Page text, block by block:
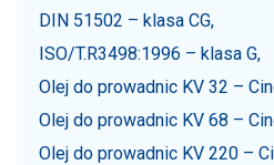
DIN 51502 – klasa CG,
ISO/T.R3498:1996 – klasa G,
Olej do prowadnic KV 32 –
Olej do prowadnic KV 68 –
Olej do prowadnic KV 220 –